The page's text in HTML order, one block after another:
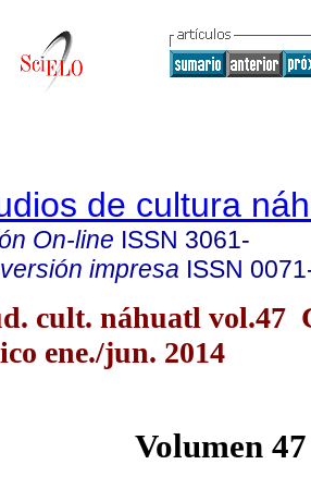
de cultura
On-line ISSN 3061-
versión impresa ISSN
cult. náhuatl vol.47
ene./jun. 2014
Volumen 47